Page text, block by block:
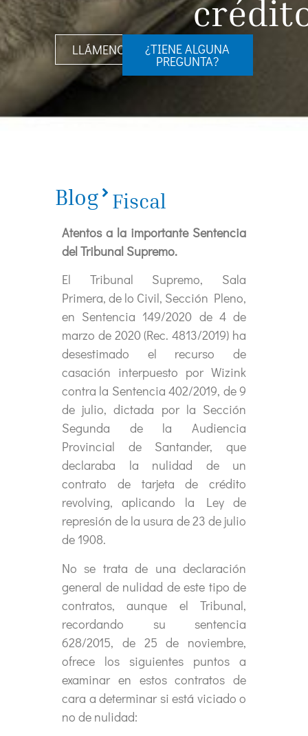
LLÁMENOS ¿TIENE ALGUNA
PREGUNTA?
Blog Fiscal
Atentos a la importante Sentencia
del Tribunal Supremo.
El Tribunal Supremo, Sala
Primera, de lo Civil, Sección Pleno,
en Sentencia 149/2020 de 4 de
marzo de 2020 (Rec. 4813/2019) ha
desestimado el recurso de
casación interpuesto por Wizink
contra la Sentencia 402/2019, de 9
de julio, dictada por la Sección
Segunda de la Audiencia
Provincial de Santander, que
declaraba la nulidad de un
contrato de tarjeta de crédito
revolving, aplicando la Ley de
represión de la usura de 23 de julio
de 1908.
No se trata de una declaración
general de nulidad de este tipo de
contratos, aunque el Tribunal,
recordando su sentencia
628/2015, de 25 de noviembre,
ofrece los siguientes puntos a
examinar en estos contratos de
cara a determinar si está viciado o
no de nulidad: